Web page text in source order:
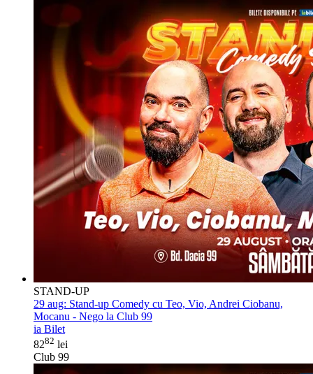
STAND-UP
29 aug: Stand-up Comedy cu Teo, Vio, Andrei Ciobanu,
Mocanu - Nego la Club 99
ia Bilet
8282 lei
Club 99